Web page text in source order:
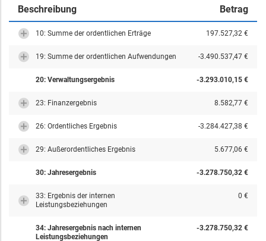
Beschreibung Betrag
10: Summe der ordentlichen Erträge 197.527,32 €
19: Summe der ordentlichen Aufwendungen -3.490.537,47 €
20: Verwaltungsergebnis -3.293.010,15 €
23: Finanzergebnis 8.582,77 €
26: Ordentliches Ergebnis -3.284.427,38 €
29: Außerordentliches Ergebnis 5.677,06 €
30: Jahresergebnis -3.278.750,32 €
33: Ergebnis der internen
Leistungsbeziehungen
0 €
34: Jahresergebnis nach internen
Leistungsbeziehungen
-3.278.750,32 €